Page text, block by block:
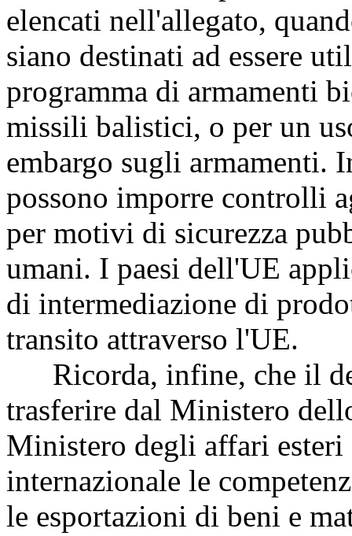
elencati nell'allegato,
siano destinati ad essere
programma di armamenti
missili balistici, o per un
embargo sugli armamenti.
possono imporre controlli
per motivi di sicurezza
umani. I paesi dell'UE
di intermediazione di
transito attraverso l'UE.
Ricorda, infine, che il
trasferire dal Ministero
Ministero degli affari esteri
internazionale le
le esportazioni di beni e